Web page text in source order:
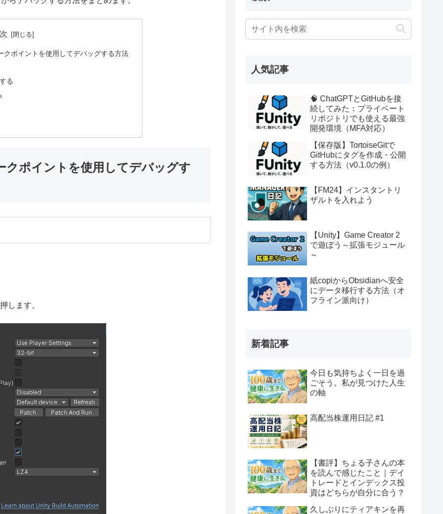
クポイントを使用してデバッグする方法
る
ポイントを使用してデバッグす
します。
人気記事
🧠 ChatGPTとGitHubを接
続してみた：プライベート
リポジトリでも使える最強
開発環境（MFA対応）
【保存版】TortoiseGitで
GitHubにタグを作成・公開
する方法（v0.1.0の例）
【FM24】インスタントリ
ザルトを入れよう
【Unity】Game Creator 2
で遊ぼう～拡張モジュール
～
紙copiからObsidianへ安全
にデータ移行する方法（オ
フライン派向け）
新着記事
今日も気持ちよく一日を過
ごそう。私が見つけた人生
の軸
高配当株運用日記 #1
【書評】ちょる子さんの本
を読んで感じたこと｜デイ
トレードとインデックス投
資はどちらが自分に合う？
久しぶりにティアキンを再